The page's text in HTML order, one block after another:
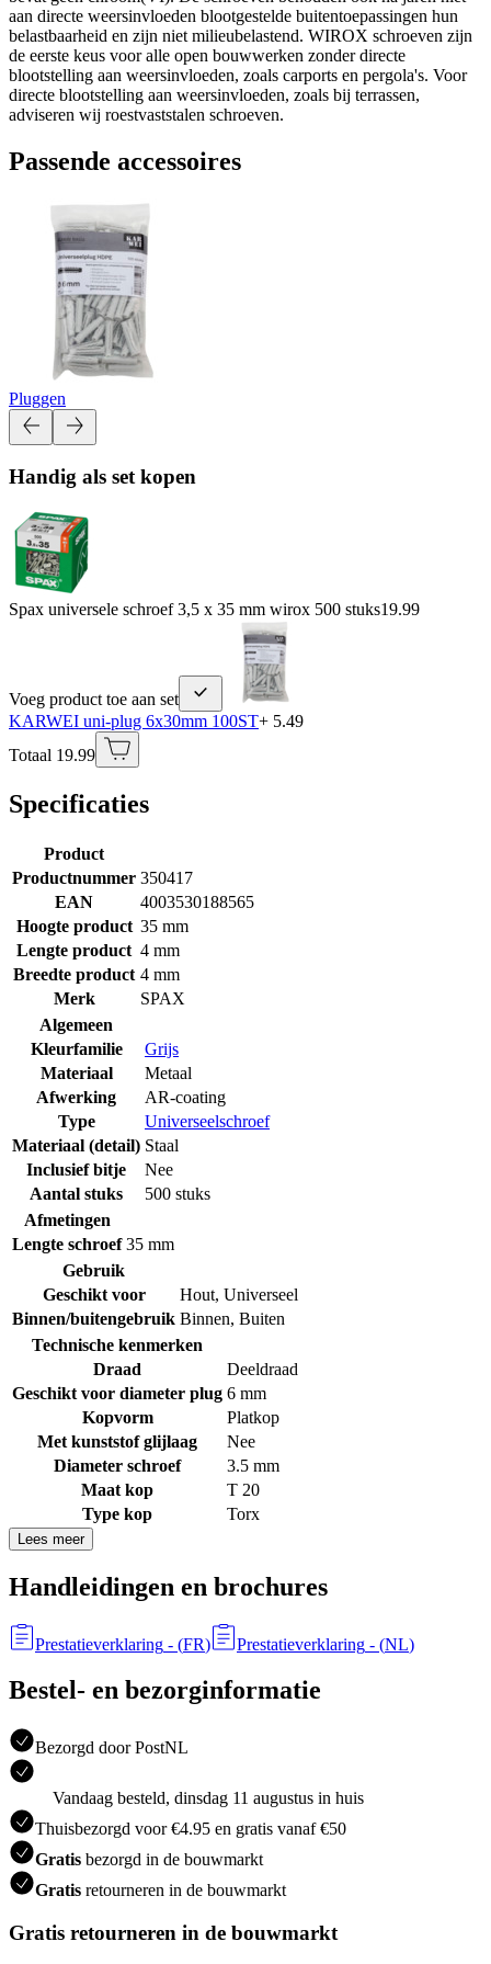
aan directe weersinvloeden blootgestelde buitentoepassingen hun
belastbaarheid en zijn niet milieubelastend. WIROX schroeven zijn
de eerste keus voor alle open bouwwerken zonder directe
blootstelling aan weersinvloeden, zoals carports en pergola's. Voor
directe blootstelling aan weersinvloeden, zoals bij terrassen,
adviseren wij roestvaststalen schroeven.
Passende accessoires
Pluggen
Handig als set kopen
Spax universele schroef 3,5 x 35 mm wirox 500 stuks19.99
Voeg product toe aan set
KARWEI uni-plug 6x30mm 100ST+ 5.49
Totaal 19.99
Specificaties
Product
Productnummer 350417
EAN
4003530188565
Hoogte product 35 mm
Lengte product 4 mm
Breedte product 4 mm
Merk
SPAX
Algemeen
Kleurfamilie
Grijs
Materiaal
Metaal
Afwerking
AR-coating
Type
Universeelschroef
Materiaal (detail) Staal
Inclusief bitje
Nee
Aantal stuks
500 stuks
Afmetingen
Lengte schroef 35 mm
Gebruik
Geschikt voor
Hout, Universeel
Binnen/buitengebruik Binnen, Buiten
Technische kenmerken
Draad
Deeldraad
Geschikt voor diameter plug 6 mm
Kopvorm
Platkop
Met kunststof glijlaag
Nee
Diameter schroef
3.5 mm
Maat kop
T 20
Type kop
Torx
Lees meer
Handleidingen en brochures
Prestatieverklaring - (FR) Prestatieverklaring - (NL)
Bestel- en bezorginformatie
Bezorgd door PostNL
Vandaag besteld, dinsdag 11 augustus in huis
Thuisbezorgd voor €4.95 en gratis vanaf €50
Gratis bezorgd in de bouwmarkt
Gratis retourneren in de bouwmarkt
Gratis retourneren in de bouwmarkt